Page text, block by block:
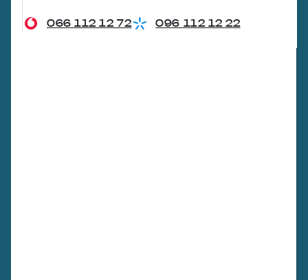
066 112 12 72 096 112 12 22